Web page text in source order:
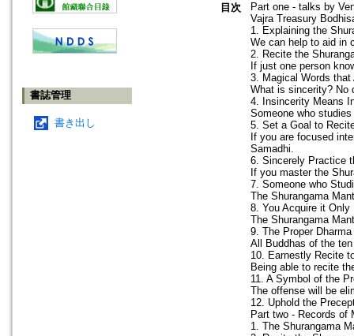
書誌管理
書き出し
目次
Part one - talks by
Vajra Treasury
1. Explaining the
We can help to aid in
2. Recite the
If just one person
3. Magical Words that
What is sincerity? No
4. Insincerity Means
Someone who
5. Set a Goal to
If you are focused
Samadhi.
6. Sincerely Practice
If you master the
7. Someone who
The Shurangama
8. You Acquire it
The Shurangama
9. The Proper
All Buddhas of the
10. Earnestly Recite
Being able to recite
11. A Symbol of the
The offense will be
12. Uphold the
Part two - Records of
1. The Shurangama